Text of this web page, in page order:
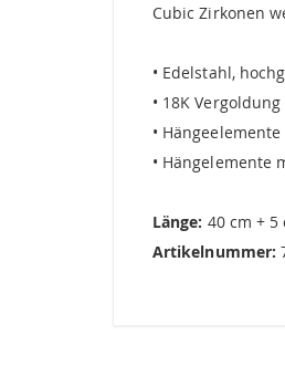
Cubic Zirkonen
• Edelstahl,
• 18K Vergoldung
•
• Hängelemente
Länge: 40 cm +
Artikelnummer: